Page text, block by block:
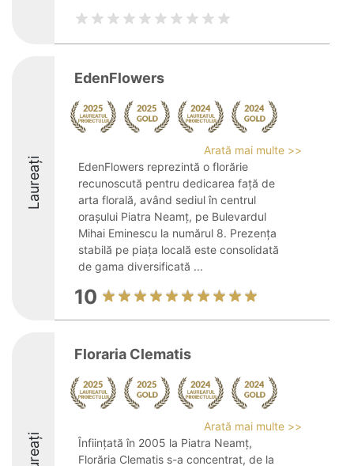
Laureați
EdenFlowers
Arată mai multe >>
EdenFlowers reprezintă o florărie
recunoscută pentru dedicarea față de
arta florală, având sediul în centrul
orașului Piatra Neamț, pe Bulevardul
Mihai Eminescu la numărul 8. Prezența
stabilă pe piața locală este consolidată
de gama diversificată ...
10
Floraria Clematis
Arată mai multe >>
Înființată în 2005 la Piatra Neamț,
Florăria Clematis s-a concentrat, de la